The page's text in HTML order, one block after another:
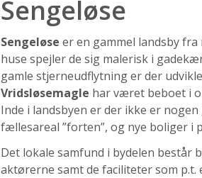
Sengeløse
Sengeløse er en gammel landsby
huse spejler de sig malerisk i
gamle stjerneudflytning er der
Vridsløsemagle har været beboet i
Inde i landsbyen er der ikke er
fællesareal ”forten”, og nye boliger
Det lokale samfund i bydelen
aktørerne samt de faciliteter som